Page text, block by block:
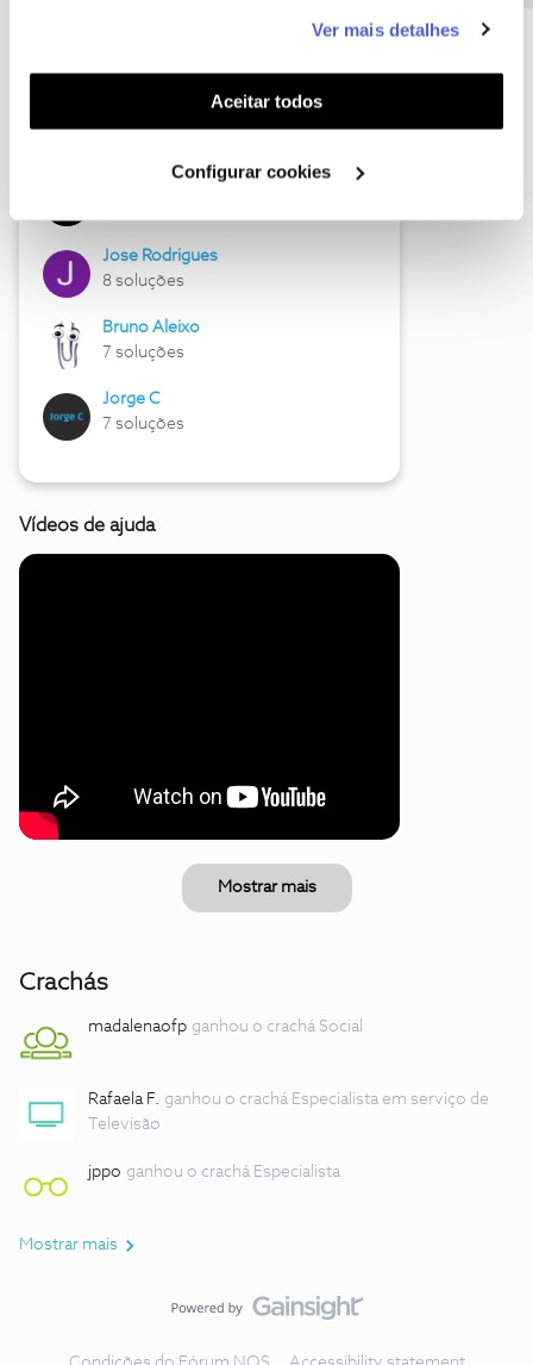
funcionalidades (cookies de personalização e
funcionalidade) e adaptar anúncios aos seus interesses
(cookies de publicidade personalizada). Pode gerir a
utilização dos cookies clicando em "Configurar
Ver mais detalhes
Aceitar todos
Configurar cookies
Hall of Fame de junho
Jose Rodrigues
8 soluções
Bruno Aleixo
7 soluções
Jorge C
7 soluções
Vídeos de ajuda
Mostrar mais
Crachás
madalenaofp ganhou o crachá Social
Rafaela F. ganhou o crachá Especialista em serviço de
Televisão
jppo ganhou o crachá Especialista
Mostrar mais